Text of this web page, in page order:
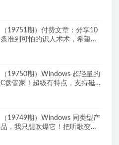
（19751期）付费文章：分享10
条准到可怕的识人术术，希望能
（19750期）Windows 超轻量的
C盘管家！超级有特点，支持磁
（19749期）Windows 同类型产
品，我只想吹爆它！把听歌变成